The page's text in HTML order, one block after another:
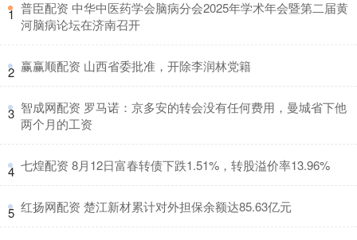
1 ​普臣配资 中华中医药学会脑病分会2025年学术年会暨第二届黄
河脑病论坛在济南召开
2 ​赢赢顺配资 山西省委批准，开除李润林党籍
3 ​智成网配资 罗马诺：京多安的转会没有任何费用，曼城省下他
两个月的工资
4 ​七煌配资 8月12日富春转债下跌1.51%，转股溢价率13.96%
5 ​红扬网配资 楚江新材累计对外担保余额达85.63亿元